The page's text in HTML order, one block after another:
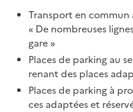
Transport en commun
De nombreuses
gare
Places de parking au
renant des places
Places de parking à
ces adaptées et